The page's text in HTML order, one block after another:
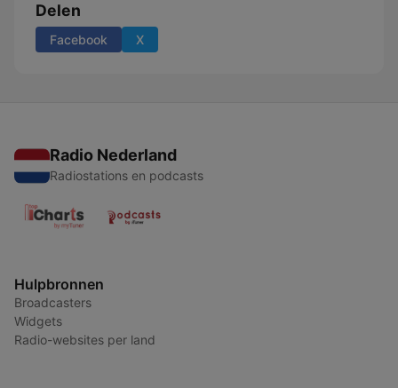
Delen
Facebook X
Radio Nederland
Radiostations en podcasts
Hulpbronnen
Broadcasters
Widgets
Radio-websites per land